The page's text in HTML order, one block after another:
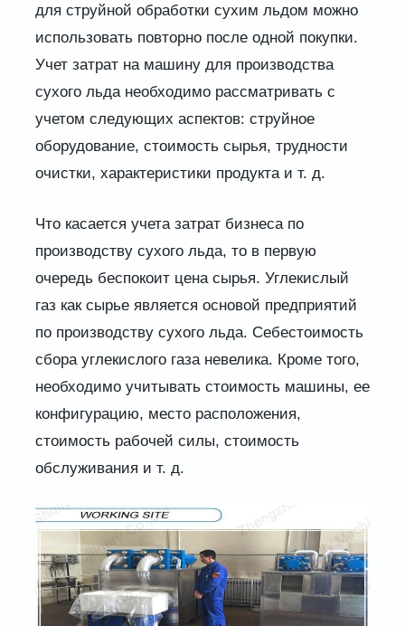
для струйной обработки сухим льдом можно
использовать повторно после одной покупки.
Учет затрат на машину для производства
сухого льда необходимо рассматривать с
учетом следующих аспектов: струйное
оборудование, стоимость сырья, трудности
очистки, характеристики продукта и т. д.
Что касается учета затрат бизнеса по
производству сухого льда, то в первую
очередь беспокоит цена сырья. Углекислый
газ как сырье является основой предприятий
по производству сухого льда. Себестоимость
сбора углекислого газа невелика. Кроме того,
необходимо учитывать стоимость машины, ее
конфигурацию, место расположения,
стоимость рабочей силы, стоимость
обслуживания и т. д.